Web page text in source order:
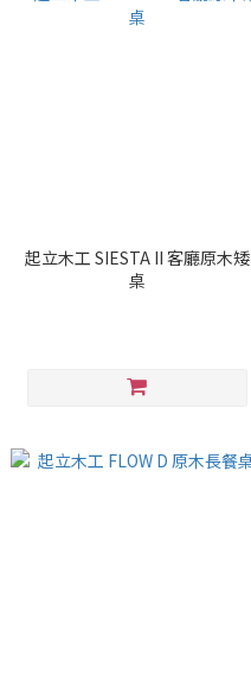
起立木工 SIESTA II 客廳原木矮
桌